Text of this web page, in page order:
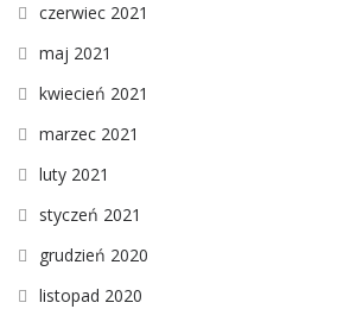
czerwiec 2021
maj 2021
kwiecień 2021
marzec 2021
luty 2021
styczeń 2021
grudzień 2020
listopad 2020